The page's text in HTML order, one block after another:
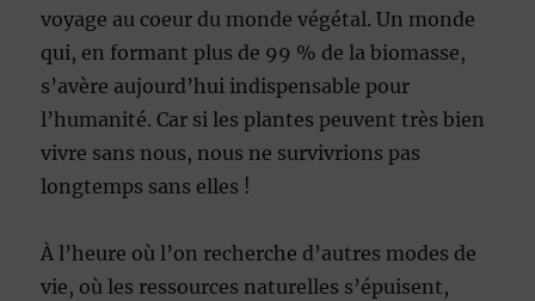
voyage au coeur du monde végétal. Un monde
qui, en formant plus de 99 % de la biomasse,
s’avère aujourd’hui indispensable pour
l’humanité. Car si les plantes peuvent très bien
vivre sans nous, nous ne survivrions pas
longtemps sans elles !
À l’heure où l’on recherche d’autres modes de
vie, où les ressources naturelles s’épuisent,